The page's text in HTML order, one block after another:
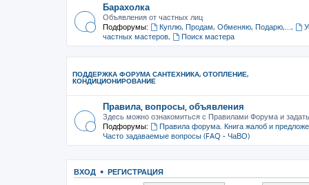
Барахолка
Объявления от частных лиц
Подфорумы:
Куплю, Продам, Обменяю, Подарю,...,
частных мастеров, Поиск мастера
ПОДДЕРЖКА ФОРУМА САНТЕХНИКА, ОТОПЛЕНИЕ,
КОНДИЦИОНИРОВАНИЕ
Правила, вопросы, объявления
Здесь можно ознакомиться с Правилами Форума и
Подфорумы:
Правила форума. Книга жалоб и
Часто задаваемые вопросы (FAQ - ЧаВО)
ВХОД • РЕГИСТРАЦИЯ